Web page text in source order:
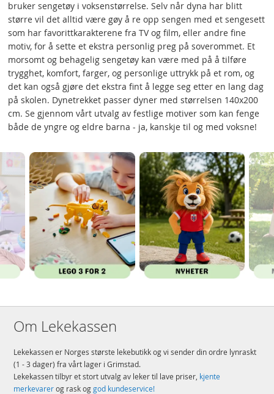
bruker sengetøy i voksenstørrelse. Selv når dyna har blitt
større vil det alltid være gøy å re opp sengen med et sengesett
som har favorittkarakterene fra TV og film, eller andre fine
motiv, for å sette et ekstra personlig preg på soverommet. Et
morsomt og behagelig sengetøy kan være med på å tilføre
trygghet, komfort, farger, og personlige uttrykk på et rom, og
det kan også gjøre det ekstra fint å legge seg etter en lang dag
på skolen. Dynetrekket passer dyner med størrelsen 140x200
cm. Se gjennom vårt utvalg av festlige motiver som kan fenge
både de yngre og eldre barna - ja, kanskje til og med voksne!
Om Lekekassen
Lekekassen er Norges største lekebutikk og vi sender din ordre lynraskt
(1 - 3 dager) fra vårt lager i Grimstad.
Lekekassen tilbyr et stort utvalg av leker til lave priser, kjente
merkevarerog rask oggod kundeservice!